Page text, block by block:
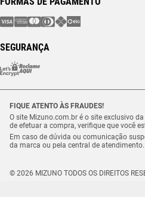
SEGURANÇA
FIQUE ATENTO ÀS FRAUDES!
O site Mizuno.com.br é o site exclusivo
de efetuar a compra, verifique que você
Em caso de dúvida ou comunicação
da marca ou pela central de atendimento.
© 2026 MIZUNO TODOS OS DIREITOS